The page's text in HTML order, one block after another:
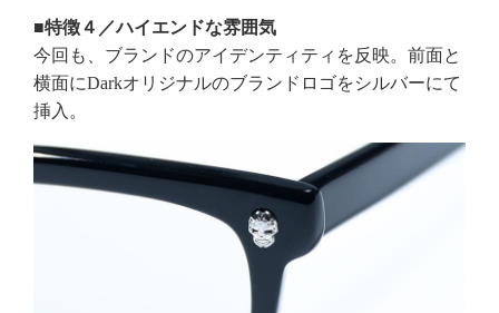
■特徴４／ハイエンドな雰囲気
今回も、ブランドのアイデンティティを反映。前面と
横面にDarkオリジナルのブランドロゴをシルバーにて
挿入。